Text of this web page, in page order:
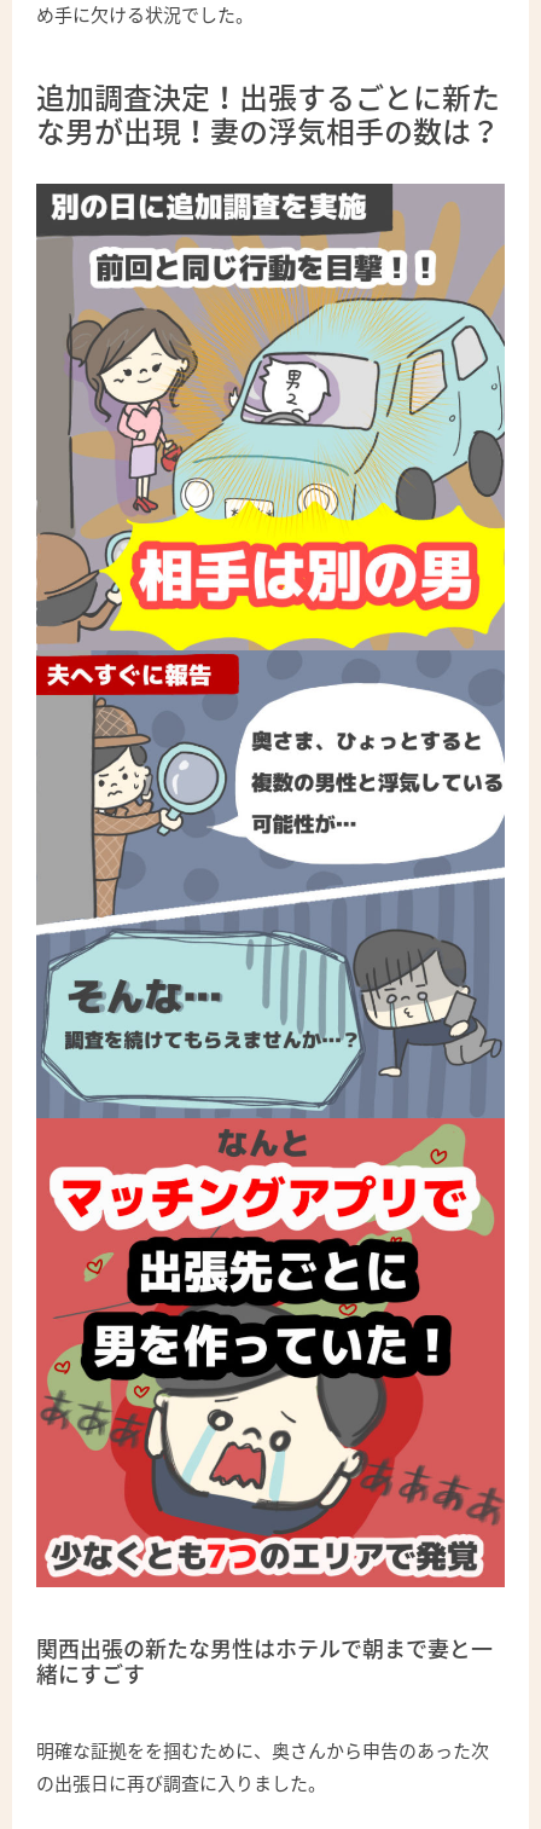
め手に欠ける状況でした。
追加調査決定！出張するごとに新た
な男が出現！妻の浮気相手の数は？
関西出張の新たな男性はホテルで朝まで妻と一
緒にすごす
明確な証拠をを掴むために、奥さんから申告のあった次
の出張日に再び調査に入りました。